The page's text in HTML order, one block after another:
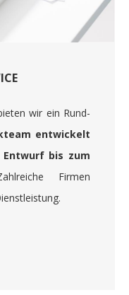
wir ein Rund-
entwickelt
bis zum
Firmen